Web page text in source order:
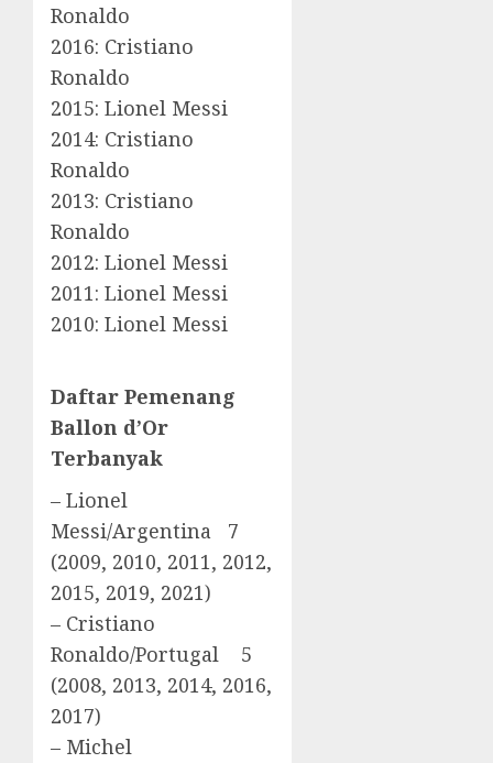
Ronaldo
2016: Cristiano
Ronaldo
2015: Lionel Messi
2014: Cristiano
Ronaldo
2013: Cristiano
Ronaldo
2012: Lionel Messi
2011: Lionel Messi
2010: Lionel Messi
Daftar Pemenang
Ballon d’Or
Terbanyak
– Lionel
Messi/Argentina 7
(2009, 2010, 2011, 2012,
2015, 2019, 2021)
– Cristiano
Ronaldo/Portugal 5
(2008, 2013, 2014, 2016,
2017)
– Michel